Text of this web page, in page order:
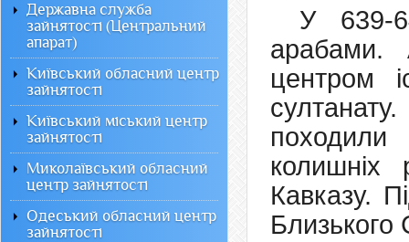
У 639-
арабами.
центром
походили
колишніх
Кавказу.
Близького
Державна служба
зайнятості (Центральний
апарат)
Київський обласний центр
зайнятості
Київський міський центр
зайнятості
Миколаївський обласний
центр зайнятості
Одеський обласний центр
зайнятості